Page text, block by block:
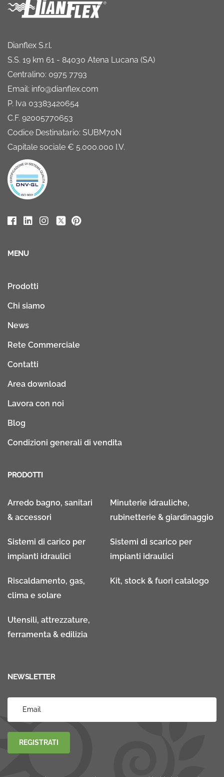
Dianflex S.r.l.
S.S. 19 km 61 - 84030 Atena Lucana (SA)
Centralino: 0975 7793
Email: info@dianflex.com
P. Iva 03383420654
C.F. 92005770653
Codice Destinatario: SUBM70N
Capitale sociale € 5.000.000 I.V.
MENU
Prodotti
Chi siamo
News
Rete Commerciale
Contatti
Area download
Lavora con noi
Blog
Condizioni generali di vendita
PRODOTTI
Arredo bagno, sanitari
& accessori
Minuterie idrauliche,
rubinetterie & giardinaggio
Sistemi di carico per
impianti idraulici
Sistemi di scarico per
impianti idraulici
Riscaldamento, gas,
clima e solare
Kit, stock & fuori catalogo
Utensili, attrezzature,
ferramenta & edilizia
NEWSLETTER
REGISTRATI